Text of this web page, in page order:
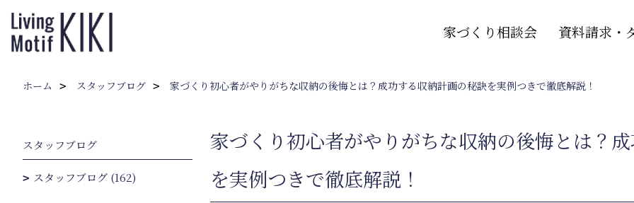
家づくり相談会 資料請求・
ホーム スタッフブログ 家づくり初心者がやりがちな収納の後悔とは？成功する収納計画の秘訣を実例つきで徹底解説！
家づくり初心者がやりがちな収納の後悔とは？
を実例つきで徹底解説！
スタッフブログ
スタッフブログ (162)